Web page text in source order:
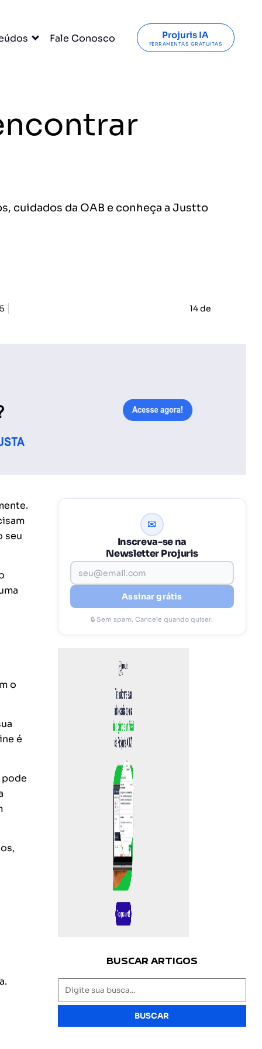
Fale Conosco Projuris IA
FERRAMENTAS GRATUITAS
cuidados da OAB e conheça a Justto
14 de
seu
o
é
pode
✉
Inscreva-se na
Newsletter Projuris
Assinar grátis
🔒 Sem spam. Cancele quando quiser.
BUSCAR ARTIGOS
BUSCAR